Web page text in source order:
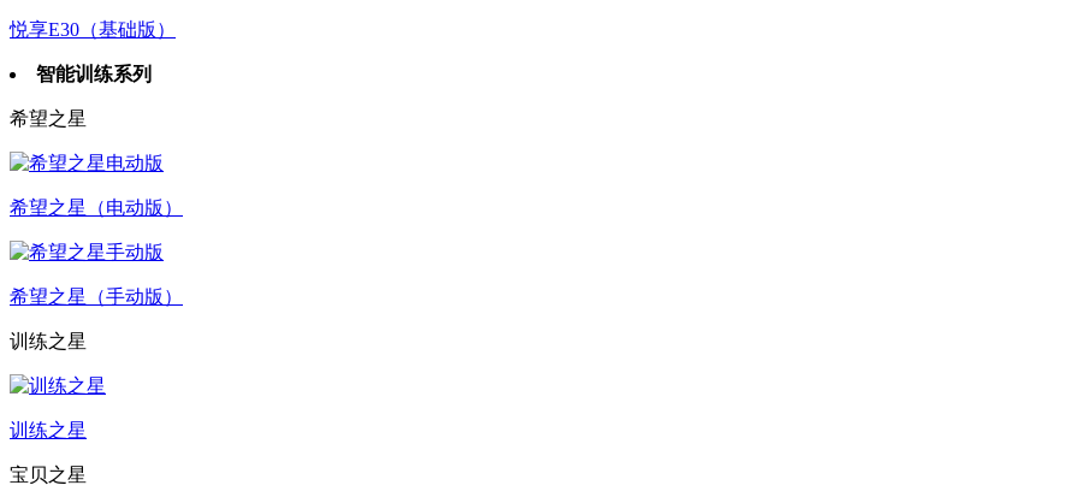
悦享E30（基础版）
智能训练系列
希望之星
希望之星（电动版）
希望之星（手动版）
训练之星
训练之星
宝贝之星